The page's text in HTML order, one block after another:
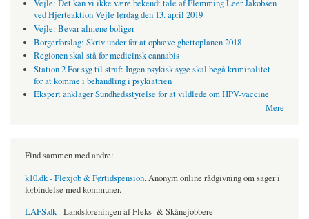
Vejle: Det kan vi ikke være bekendt tale af Flemming Leer Jakobsen
ved Hjerteaktion Vejle lørdag den 13. april 2019
Vejle: Bevar almene boliger
Borgerforslag: Skriv under for at ophæve ghettoplanen 2018
Regionen skal stå for medicinsk cannabis
Station 2 For syg til straf: Ingen psykisk syge skal begå kriminalitet
for at komme i behandling i psykiatrien
Ekspert anklager Sundhedsstyrelse for at vildlede om HPV-vaccine
Mere
Find sammen med andre:
k10.dk - Flexjob & Førtidspension. Anonym online rådgivning om sager i
forbindelse med kommuner.
LAFS.dk- Landsforeningen af Fleks- & Skånejobbere